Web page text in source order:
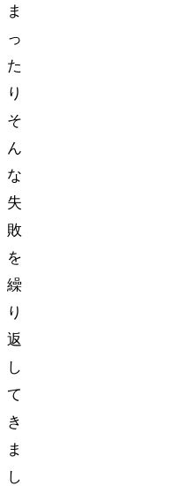
ま
っ
た
り…
そ
ん
な
失
敗
を
繰
り
返
し
て
き
ま
し